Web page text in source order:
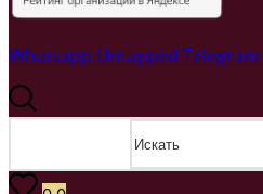
Whatsapp Untapped Telegram